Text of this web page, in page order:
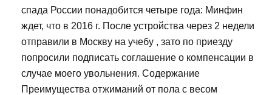
спада России понадобится четыре года: Минфин
ждет, что в 2016 г. После устройства через 2 недели
отправили в Москву на учебу , зато по приезду
попросили подписать соглашение о компенсации в
случае моего увольнения. Содержание
Преимущества отжиманий от пола с весом